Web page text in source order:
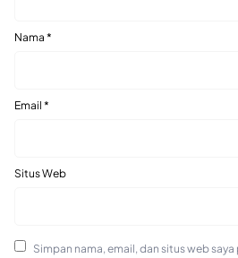
Nama *
Email *
Situs Web
Simpan nama, email, dan situs web